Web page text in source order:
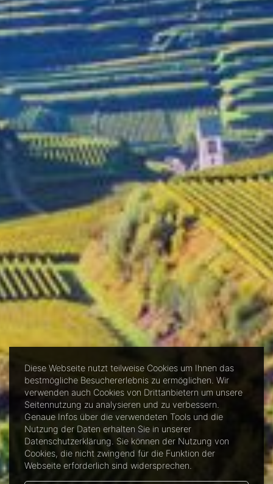
Diese Webseite nutzt teilweise Cookies um Ihnen das
bestmögliche Besuchererlebnis zu ermöglichen. Wir
verwenden auch Cookies von Drittanbietern um unsere
Seitennutzung zu analysieren und zu verbessern.
Genaue Infos über die verwendeten Tools und die
Nutzung der Daten erhalten Sie in unserer
Datenschutzerklärung. Sie können der Nutzung von
Cookies, die nicht zwingend für die Funktion der
Webseite erforderlich sind widersprechen.